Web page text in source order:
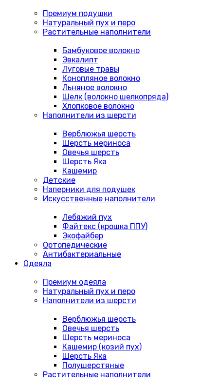
Премиум подушки
Натуральный пух и перо
Растительные наполнители
Бамбуковое волокно
Эвкалипт
Луговые травы
Конопляное волокно
Льняное волокно
Шелк (волокно шелкопряда)
Хлопковое волокно
Наполнители из шерсти
Верблюжья шерсть
Шерсть мериноса
Овечья шерсть
Шерсть Яка
Кашемир
Детские
Наперники для подушек
Искусственные наполнители
Лебяжий пух
Файтекс (крошка ППУ)
Экофайбер
Ортопедические
Антибактериальные
Одеяла
Премиум одеяла
Натуральный пух и перо
Наполнители из шерсти
Верблюжья шерсть
Овечья шерсть
Шерсть мериноса
Кашемир (козий пух)
Шерсть Яка
Полушерстяные
Растительные наполнители